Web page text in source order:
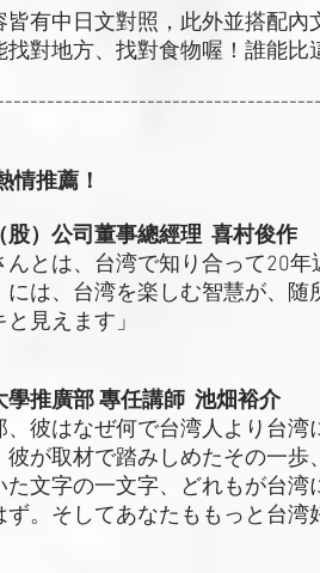
皆有中日文對照，此外並搭配
找對地方、找對食物喔！誰能比
情推薦！
股）公司董事總經理 喜村俊作
とは、台湾で知り合って20
には、台湾を楽しむ智慧が、
見えます」
學推廣部 專任講師 池畑裕介
彼はなぜ何で台湾人より台湾
彼が取材で踏みしめたその一
た文字の一文字、どれもが台
ず。そしてあなたももっと台湾